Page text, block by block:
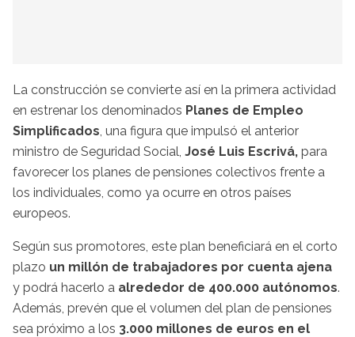
La construcción se convierte así en la primera actividad
en estrenar los denominados Planes de Empleo
Simplificados, una figura que impulsó el anterior
ministro de Seguridad Social, José Luis Escrivá, para
favorecer los planes de pensiones colectivos frente a
los individuales, como ya ocurre en otros países
europeos.
Según sus promotores, este plan beneficiará en el corto
plazo un millón de trabajadores por cuenta ajena
y podrá hacerlo a alrededor de 400.000 autónomos.
Además, prevén que el volumen del plan de pensiones
sea próximo a los 3.000 millones de euros en el